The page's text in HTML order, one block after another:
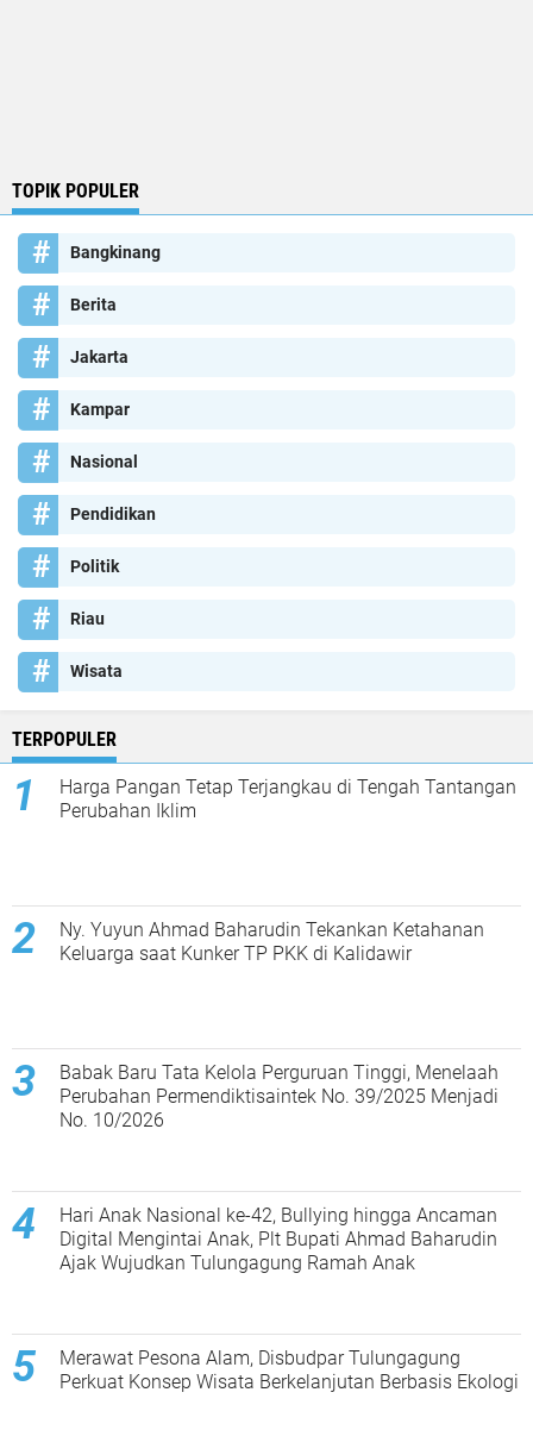
TOPIK POPULER
Bangkinang
Berita
Jakarta
Kampar
Nasional
Pendidikan
Politik
Riau
Wisata
TERPOPULER
Harga Pangan Tetap Terjangkau di Tengah Tantangan
Perubahan Iklim
Ny. Yuyun Ahmad Baharudin Tekankan Ketahanan
Keluarga saat Kunker TP PKK di Kalidawir
Babak Baru Tata Kelola Perguruan Tinggi, Menelaah
Perubahan Permendiktisaintek No. 39/2025 Menjadi
No. 10/2026
Hari Anak Nasional ke-42, Bullying hingga Ancaman
Digital Mengintai Anak, Plt Bupati Ahmad Baharudin
Ajak Wujudkan Tulungagung Ramah Anak
Merawat Pesona Alam, Disbudpar Tulungagung
Perkuat Konsep Wisata Berkelanjutan Berbasis Ekologi